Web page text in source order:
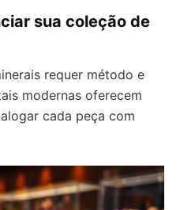
sua coleção de
requer método e
modernas oferecem
cada peça com